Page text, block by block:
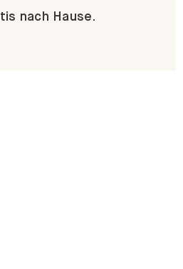
nach Hause.